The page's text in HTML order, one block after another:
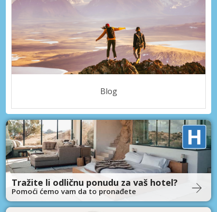
Blog
Tražite li odličnu ponudu za vaš hotel?
Pomoći ćemo vam da to pronađete